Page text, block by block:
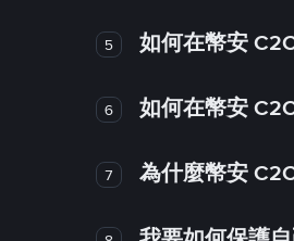
5 如何在幣安
6 如何在幣安
7 為什麼幣安